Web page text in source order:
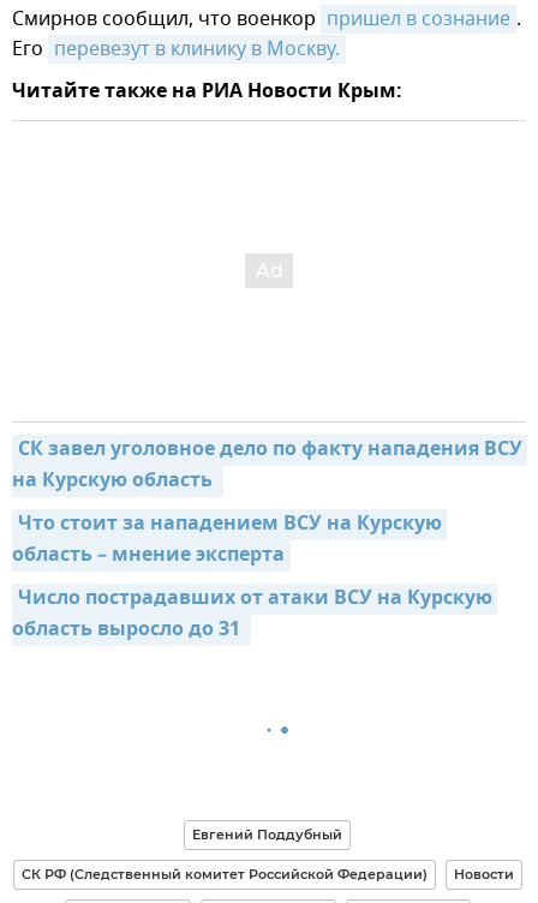
Смирнов сообщил, что военкор пришел в сознание .
Его перевезут в клинику в Москву.
Читайте также на РИА Новости Крым:
СК завел уголовное дело по факту нападения ВСУ
на Курскую область
Что стоит за нападением ВСУ на Курскую
область – мнение эксперта
Число пострадавших от атаки ВСУ на Курскую
область выросло до 31
Евгений Поддубный
СК РФ (Следственный комитет Российской Федерации) Новости